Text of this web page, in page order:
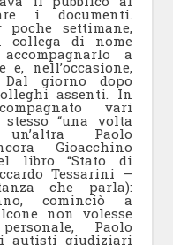
i documenti.
poche settimane,
collega di nome
a
e, nell’occasione,
giorno dopo
assenti. In
vari
“una volta
Paolo
Gioacchino
libro “Stato di
Tessarini –
che parla):
cominciò a
non volesse
Paolo
autisti giudiziari